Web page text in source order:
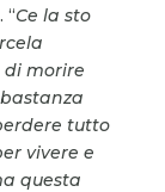
“Ce la sto
di morire
tutto
vivere e
questa